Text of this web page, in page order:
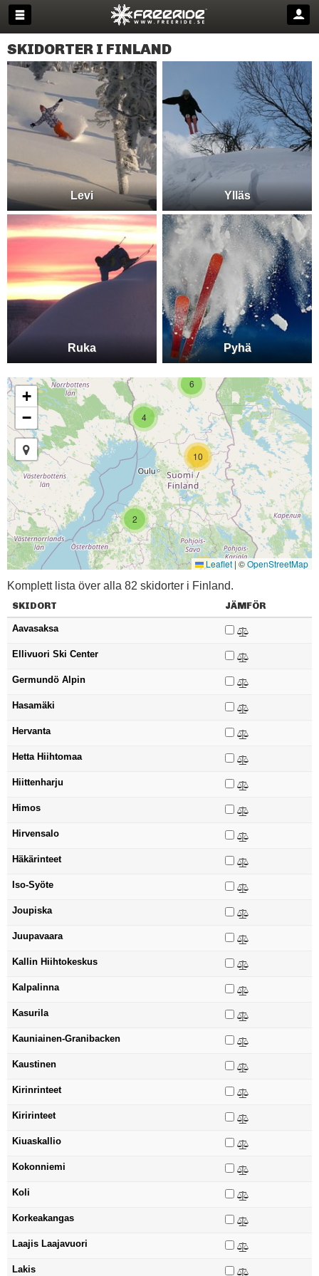
SKIDORTER I FINLAND
Levi Ylläs
Ruka Pyhä
2
4
6
15
10
+
−
Leaflet |©OpenStreetMap
Komplett lista över alla 82 skidorter i Finland.
SKIDORT JÄMFÖR
Aavasaksa
Ellivuori Ski Center
Germundö Alpin
Hasamäki
Hervanta
Hetta Hiihtomaa
Hiittenharju
Himos
Hirvensalo
Häkärinteet
Iso-Syöte
Joupiska
Juupavaara
Kallin Hiihtokeskus
Kalpalinna
Kasurila
Kauniainen-Granibacken
Kaustinen
Kirinrinteet
Kiririnteet
Kiuaskallio
Kokonniemi
Koli
Korkeakangas
Laajis Laajavuori
Lakis